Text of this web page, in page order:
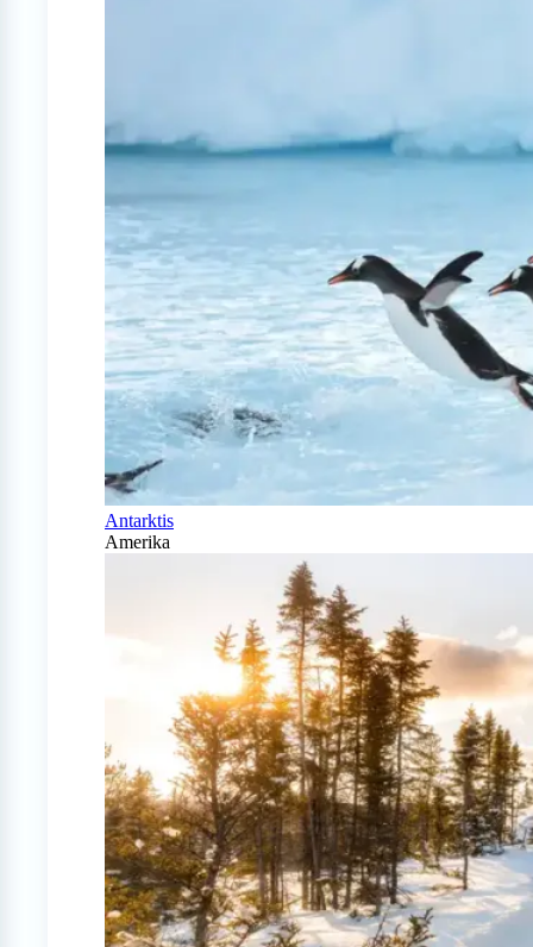
Antarktis
Amerika